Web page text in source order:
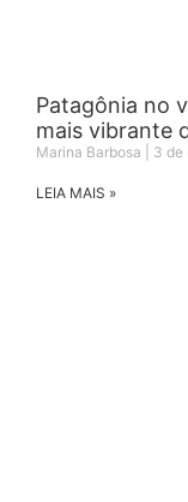
Patagônia no
mais vibrante
Marina Barbosa 3 de
LEIA MAIS »